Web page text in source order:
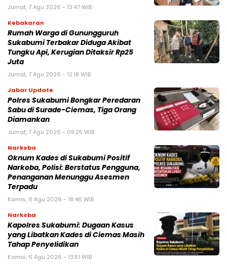
Jumat, 7 Agu 2026 - 13:47 WIB
Kebakaran
‎Rumah Warga di Gunungguruh
Sukabumi Terbakar Diduga Akibat
Tungku Api, Kerugian Ditaksir Rp25
Juta
Jumat, 7 Agu 2026 - 12:18 WIB
Jabar Update
Polres Sukabumi Bongkar Peredaran
Sabu di Surade-Ciemas, Tiga Orang
Diamankan
Jumat, 7 Agu 2026 - 09:25 WIB
Narkoba
Oknum Kades di Sukabumi Positif
Narkoba, Polisi: Berstatus Pengguna,
Penanganan Menunggu Asesmen
Terpadu
Kamis, 6 Agu 2026 - 18:46 WIB
Narkoba
Kapolres Sukabumi: Dugaan Kasus
yang Libatkan Kades di Ciemas Masih
Tahap Penyelidikan
Kamis, 6 Agu 2026 - 13:51 WIB